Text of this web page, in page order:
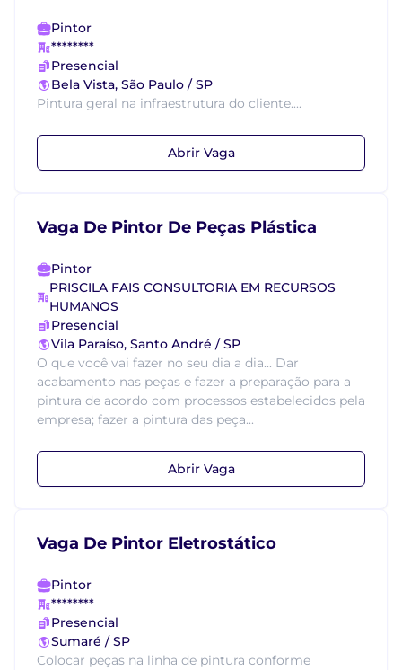
Pintor
********
Presencial
Bela Vista, São Paulo / SP
Pintura geral na infraestrutura do cliente....
Abrir Vaga
Vaga De Pintor De Peças Plástica
Pintor
PRISCILA FAIS CONSULTORIA EM RECURSOS
HUMANOS
Presencial
Vila Paraíso, Santo André / SP
O que você vai fazer no seu dia a dia... Dar
acabamento nas peças e fazer a preparação para a
pintura de acordo com processos estabelecidos pela
empresa; fazer a pintura das peça...
Abrir Vaga
Vaga De Pintor Eletrostático
Pintor
********
Presencial
Sumaré / SP
Colocar peças na linha de pintura conforme